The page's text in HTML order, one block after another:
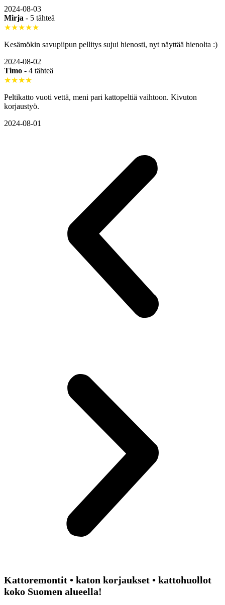
2024-08-03
Mirja - 5 tähteä
★★★★★
Kesämökin savupiipun pellitys sujui hienosti, nyt näyttää hienolta :)
2024-08-02
Timo - 4 tähteä
★★★★
Peltikatto vuoti vettä, meni pari kattopeltiä vaihtoon. Kivuton
korjaustyö.
2024-08-01
Kattoremontit • katon korjaukset • kattohuollot
koko Suomen alueella!